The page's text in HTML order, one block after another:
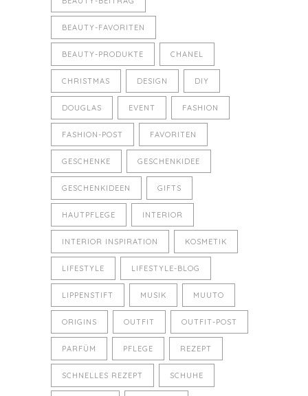
BEAUTY-FAVORITEN
BEAUTY-PRODUKTE CHANEL
CHRISTMAS DESIGN DIY
DOUGLAS EVENT FASHION
FASHION-POST FAVORITEN
GESCHENKE GESCHENKIDEE
GESCHENKIDEEN GIFTS
HAUTPFLEGE INTERIOR
INTERIOR INSPIRATION KOSMETIK
LIFESTYLE LIFESTYLE-BLOG
LIPPENSTIFT MUSIK MUUTO
ORIGINS OUTFIT OUTFIT-POST
PARFÜM PFLEGE REZEPT
SCHNELLES REZEPT SCHUHE